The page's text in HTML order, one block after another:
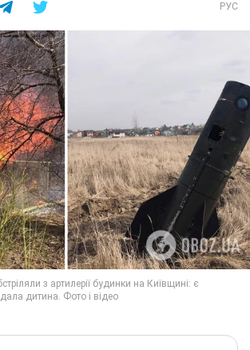
РУС